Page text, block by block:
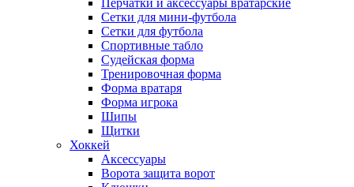
Перчатки и аксессуары вратарские
Сетки для мини-футбола
Сетки для футбола
Спортивные табло
Судейская форма
Тренировочная форма
Форма вратаря
Форма игрока
Шипы
Щитки
Хоккей
Аксессуары
Ворота защита ворот